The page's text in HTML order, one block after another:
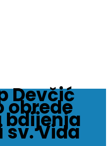
Devčić
obrede
bdijenja
Vida